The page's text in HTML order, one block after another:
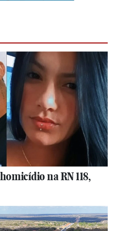
na RN 118,